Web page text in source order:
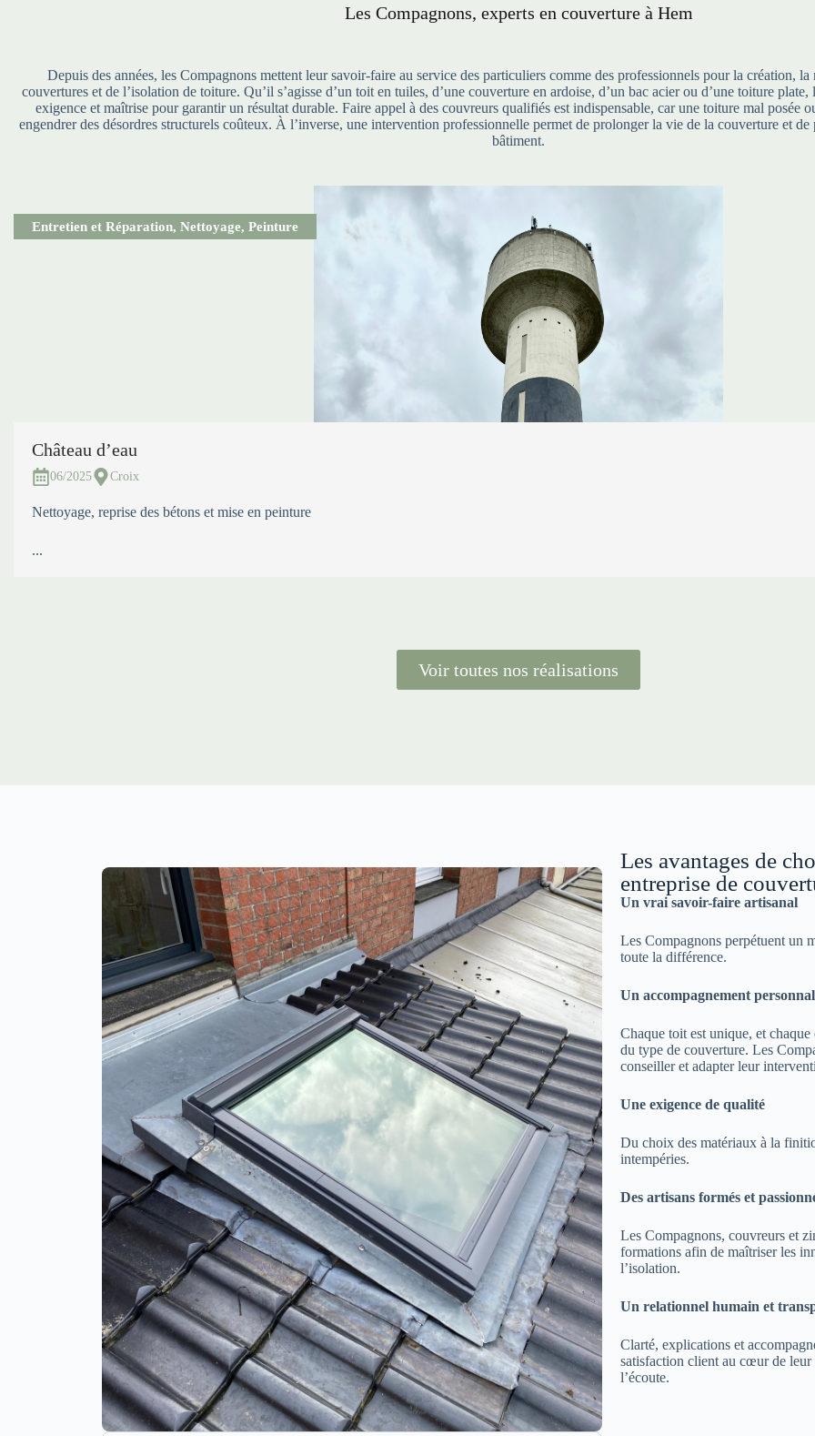
Les Compagnons, experts en couverture à Hem
Depuis des années, les Compagnons mettent leur savoir-faire au service des particuliers comme des professionnels pour la création,
couvertures et de l’isolation de toiture. Qu’il s’agisse d’un toit en tuiles, d’une couverture en ardoise, d’un bac acier ou d’une toiture
exigence et maîtrise pour garantir un résultat durable. Faire appel à des couvreurs qualifiés est indispensable, car une toiture mal posée
engendrer des désordres structurels coûteux. À l’inverse, une intervention professionnelle permet de prolonger la vie de la couverture et de
bâtiment.
Entretien et Réparation, Nettoyage, Peinture
Château d’eau
06/2025 Croix
Nettoyage, reprise des bétons et mise en peinture
...
Voir toutes nos réalisations
Les avantages de
entreprise de
Un vrai savoir-faire artisanal
Les Compagnons perpétuent un
toute la différence.
Un accompagnement
Chaque toit est unique, et
du type de couverture. Les
conseiller et adapter leur
Une exigence de qualité
Du choix des matériaux à la
intempéries.
Des artisans formés et
Les Compagnons, couvreurs et
formations afin de maîtriser les
l’isolation.
Un relationnel humain et
Clarté, explications et
satisfaction client au cœur de leur
l’écoute.